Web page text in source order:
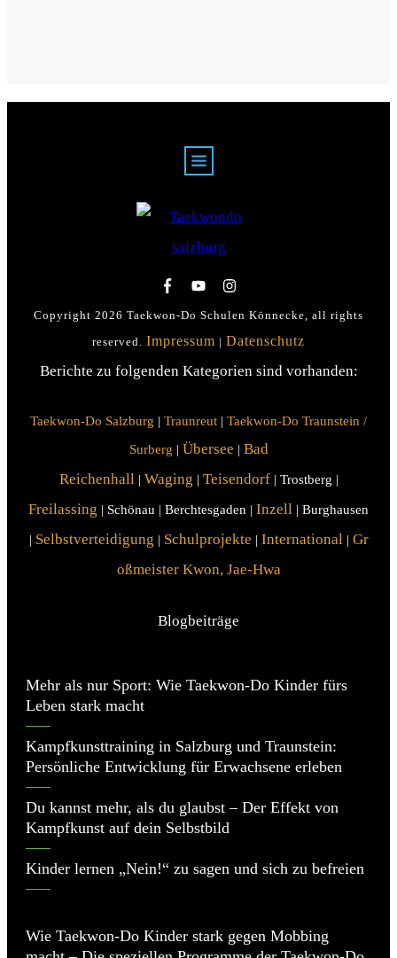
Copyright 2026 Taekwon-Do Schulen Könnecke, all rights
reserved. Impressum | Datenschutz
Berichte zu folgenden Kategorien sind vorhanden:
Taekwon-Do Salzburg | Traunreut | Taekwon-Do Traunstein /
Surberg | Übersee | Bad
Reichenhall| Waging | Teisendorf| Trostberg |
Freilassing | Schönau | Berchtesgaden | Inzell | Burghausen
| Selbstverteidigung | Schulprojekte | International| Gr
oßmeister Kwon, Jae-Hwa
Blogbeiträge
Mehr als nur Sport: Wie Taekwon‑Do Kinder fürs
Leben stark macht
Kampfkunsttraining in Salzburg und Traunstein:
Persönliche Entwicklung für Erwachsene erleben
Du kannst mehr, als du glaubst – Der Effekt von
Kampfkunst auf dein Selbstbild
Kinder lernen „Nein!“ zu sagen und sich zu befreien
Wie Taekwon-Do Kinder stark gegen Mobbing